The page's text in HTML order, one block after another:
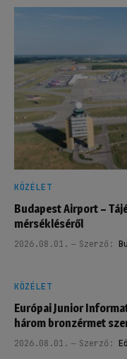
KÖZÉLET
Budapest Airport –
mérsékléséről
2026.08.01. Szerző:
KÖZÉLET
Európai Junior
három bronzérmet
2026.08.01. Szerző: